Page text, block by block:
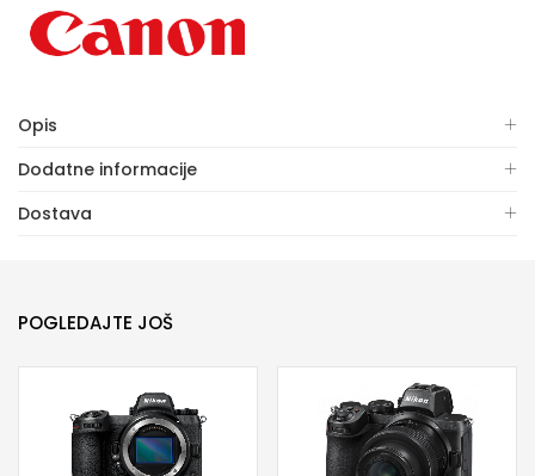
Opis
Dodatne informacije
Dostava
POGLEDAJTE JOŠ